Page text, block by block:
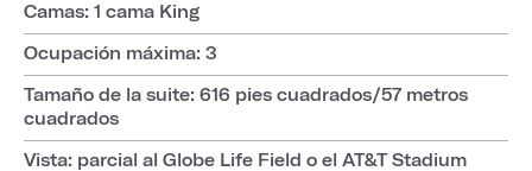
Camas: 1 cama King
Ocupación máxima: 3
Tamaño de la suite: 616 pies cuadrados/57 metros
cuadrados
Vista: parcial al Globe Life Field o el AT&T Stadium